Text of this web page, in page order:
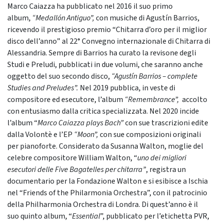
Marco Caiazza ha pubblicato nel 2016 il suo primo
album, “Medallón Antiguo”,con musiche di Agustín Barrios,
ricevendo il prestigioso premio “Chitarra d’oro per il miglior
disco dell’anno” al 22° Convegno internazionale di Chitarra di
Alessandria. Sempre di Barrios ha curato la revisone degli
Studi e Preludi, pubblicati in due volumi, che saranno anche
oggetto del suo secondo disco, “Agustín Barrios – complete
Studies and Preludes”. Nel 2019 pubblica, in veste di
compositore ed esecutore, l’album “Remembrance”, accolto
con entusiasmo dalla critica specializzata. Nel 2020 incide
l’album “Marco Caiazza plays Bach”con sue trascrizioni edite
dalla Volontè e l’EP “Moon”,con sue composizioni originali
per pianoforte. Considerato da Susanna Walton, moglie del
celebre compositore William Walton, “uno dei migliori
esecutori delle Five Bagatelles per chitarra”, registra un
documentario per la Fondazione Walton e si esibisce a Ischia
nel “Friends of the Philarmonia Orchestra”, con il patrocinio
della Philharmonia Orchestra di Londra. Di quest’anno è il
suo quinto album, “Essential”, pubblicato per l’etichetta PVR,